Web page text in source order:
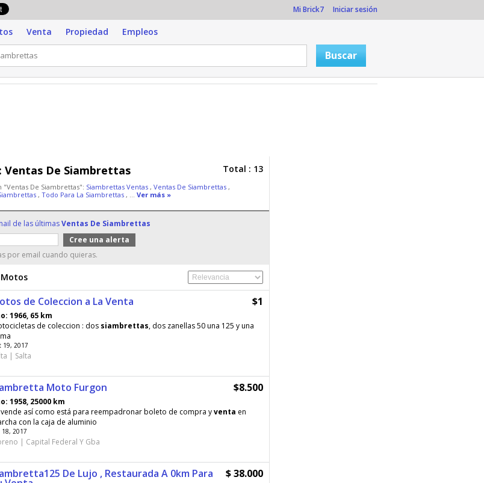
Mi Brick7 Iniciar sesión
Venta Propiedad Empleos
Ventas De Siambrettas Total : 13
"Ventas De Siambrettas": Siambrettas Ventas , Ventas De Siambrettas ,
, Todo Para La Siambrettas , ... Ver más »
de las últimasVentas De Siambrettas
por email cuando quieras.
Motos
de Coleccion a La Venta $1
1966, 65 km
de coleccion : dos siambrettas, dos zanellas 50 una 125 y una
19, 2017
| Salta
Moto Furgon $8.500
1958, 25000 km
vende así como está para reempadronar boleto de compra yventa en
con la caja de aluminio
18, 2017
| Capital Federal Y Gba
De Lujo , Restaurada A 0km Para $ 38.000